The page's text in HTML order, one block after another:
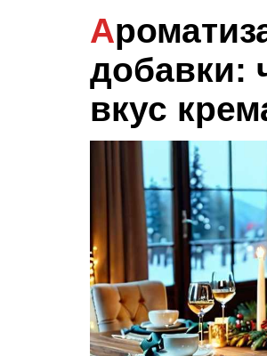
Ароматизаторы и
добавки:
вкус